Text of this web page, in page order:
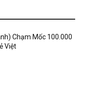
Chạm Mốc 100.000
Việt